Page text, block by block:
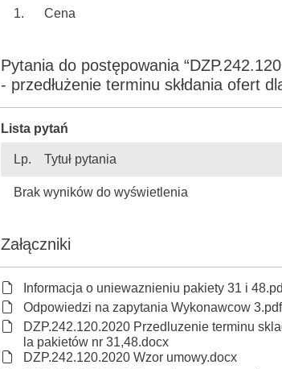
1. Cena
Pytania do postępowania
- przedłużenie terminu skłdania ofert
Lista pytań
Lp. Tytuł pytania
Brak wyników do wyświetlenia
Załączniki
Informacja o uniewaznieniu pakiety 31 i
Odpowiedzi na zapytania Wykonawcow 3.pdf
DZP.242.120.2020 Przedluzenie terminu
la pakietów nr 31,48.docx
DZP.242.120.2020 Wzor umowy.docx